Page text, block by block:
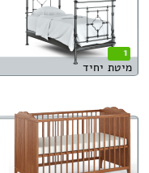
1
מיטת יחיד